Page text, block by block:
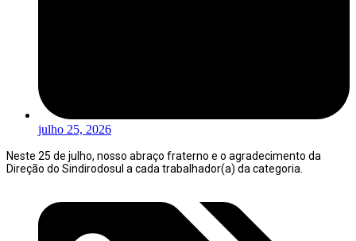
julho 25, 2026
Neste 25 de julho, nosso abraço fraterno e o agradecimento da
Direção do Sindirodosul a cada trabalhador(a) da categoria.